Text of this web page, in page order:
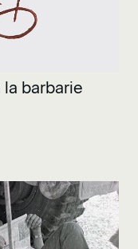
barbarie